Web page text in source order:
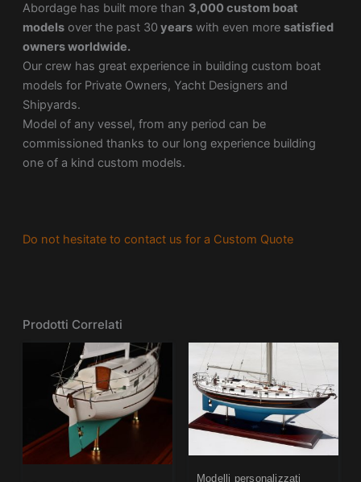
Abordage has built more than 3,000 custom boat
modelsover the past 30 yearswith even more satisfied
owners worldwide.
Our crew has great experience in building custom boat
models for Private Owners, Yacht Designers and
Shipyards.
Model of any vessel, from any period can be
commissioned thanks to our long experience building
one of a kind custom models.
Do not hesitate to contact us for a Custom Quote
Prodotti Correlati
Modelli personalizzati